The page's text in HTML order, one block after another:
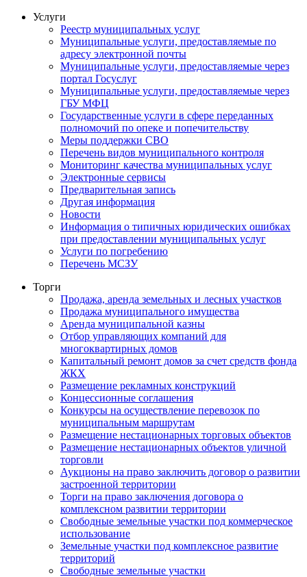
Услуги
Реестр муниципальных услуг
Муниципальные услуги, предоставляемые по
адресу электронной почты
Муниципальные услуги, предоставляемые через
портал Госуслуг
Муниципальные услуги, предоставляемые через
ГБУ МФЦ
Государственные услуги в сфере переданных
полномочий по опеке и попечительству
Меры поддержки СВО
Перечень видов муниципального контроля
Мониторинг качества муниципальных услуг
Электронные сервисы
Предварительная запись
Другая информация
Новости
Информация о типичных юридических ошибках
при предоставлении муниципальных услуг
Услуги по погребению
Перечень МСЗУ
Торги
Продажа, аренда земельных и лесных участков
Продажа муниципального имущества
Аренда муниципальной казны
Отбор управляющих компаний для
многоквартирных домов
Капитальный ремонт домов за счет средств фонда
ЖКХ
Размещение рекламных конструкций
Концессионные соглашения
Конкурсы на осуществление перевозок по
муниципальным маршрутам
Размещение нестационарных торговых объектов
Размещение нестационарных объектов уличной
торговли
Аукционы на право заключить договор о развитии
застроенной территории
Торги на право заключения договора о
комплексном развитии территории
Свободные земельные участки под коммерческое
использование
Земельные участки под комплексное развитие
территорий
Свободные земельные участки